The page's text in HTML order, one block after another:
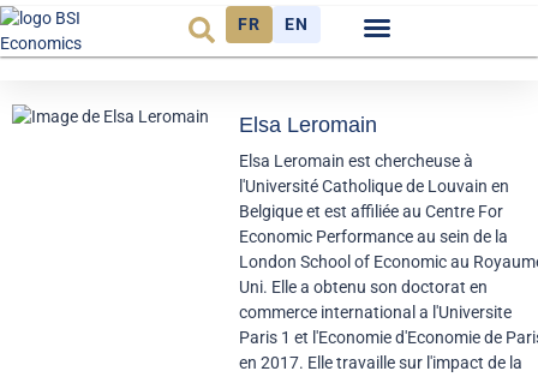
FR EN
Elsa Leromain
Elsa Leromain est chercheuse à
l'Université Catholique de Louvain en
Belgique et est affiliée au Centre For
Economic Performance au sein de la
London School of Economic au
Uni. Elle a obtenu son doctorat en
commerce international a l'Universite
Paris 1 et l'Economie d'Economie de
en 2017. Elle travaille sur l'impact de la